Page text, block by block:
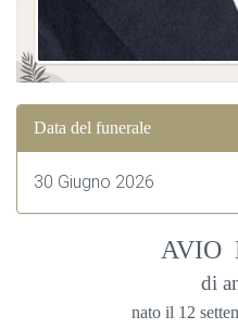
Data del funerale
30 Giugno 2026
AVIO
di
nato il 12